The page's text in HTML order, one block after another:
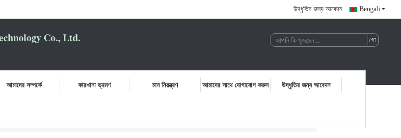
উদ্ধৃতির জন্য আবেদন Bengali
Co., Ltd.
আমাদের সম্পর্কে কারখানা ভ্রমণ মান নিয়ন্ত্রণ আমাদের সাথে যোগাযোগ করুন উদ্ধৃতির জন্য আবেদন